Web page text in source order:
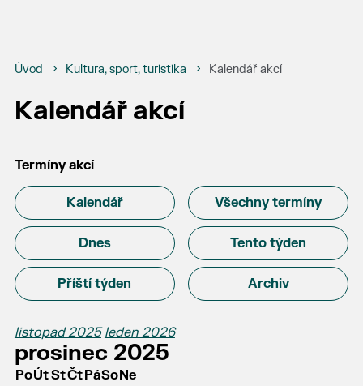
Úvod Kultura, sport, turistika Kalendář akcí
Kalendář akcí
Termíny akcí
Kalendář Všechny termíny
Dnes Tento týden
Příští týden Archiv
listopad 2025 leden 2026
prosinec 2025
PoÚtStČtPáSoNe